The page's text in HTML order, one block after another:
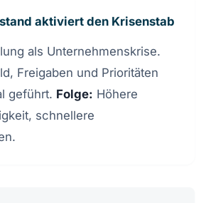
aktiviert den Krisenstab
als Unternehmenskrise.
Freigaben und Prioritäten
geführt. Folge: Höhere
schnellere